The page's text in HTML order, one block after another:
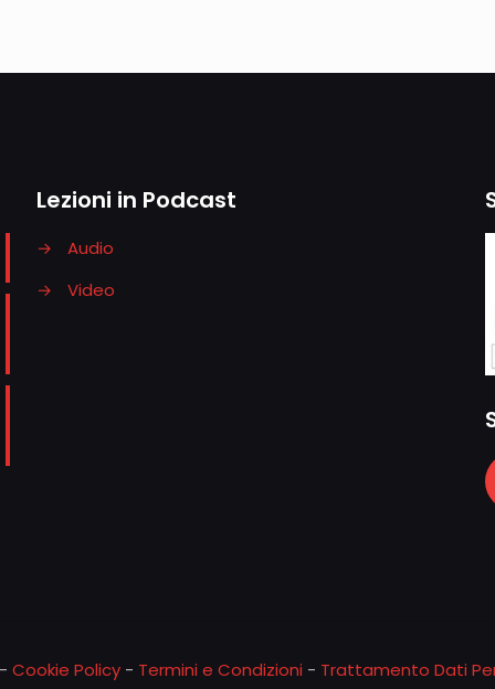
Lezioni in Podcast
→
Audio
→
Video
Cookie Policy - Termini e Condizioni - Trattamento Dati